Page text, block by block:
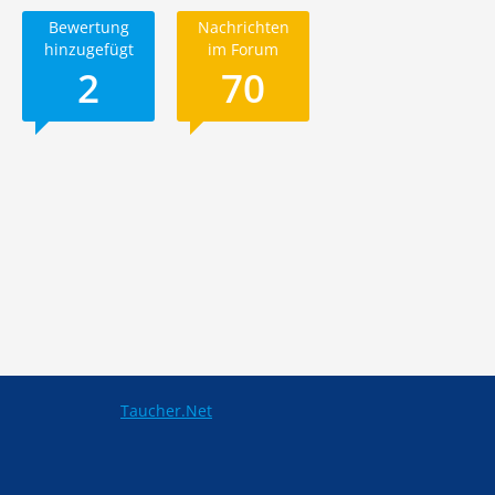
Bewertung
hinzugefügt
2
Nachrichten
im Forum
70
Taucher.Net